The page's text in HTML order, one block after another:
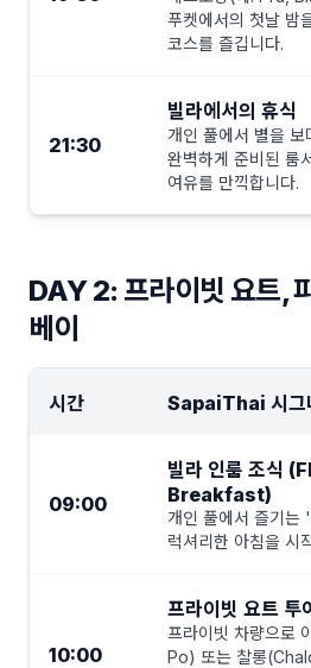
푸켓에서의 첫날 밤
코스를 즐깁니다.
21:30
빌라에서의 휴식
개인 풀에서 별을
완벽하게 준비된 룸
여유를 만끽합니다.
DAY 2: 프라이빗 요트,
베이
시간 SapaiThai 시그
09:00
빌라 인룸 조식
Breakfast)
개인 풀에서 즐기는
럭셔리한 아침을 시
10:00
프라이빗 요트 투
프라이빗 차량으로
Po) 또는 찰롱